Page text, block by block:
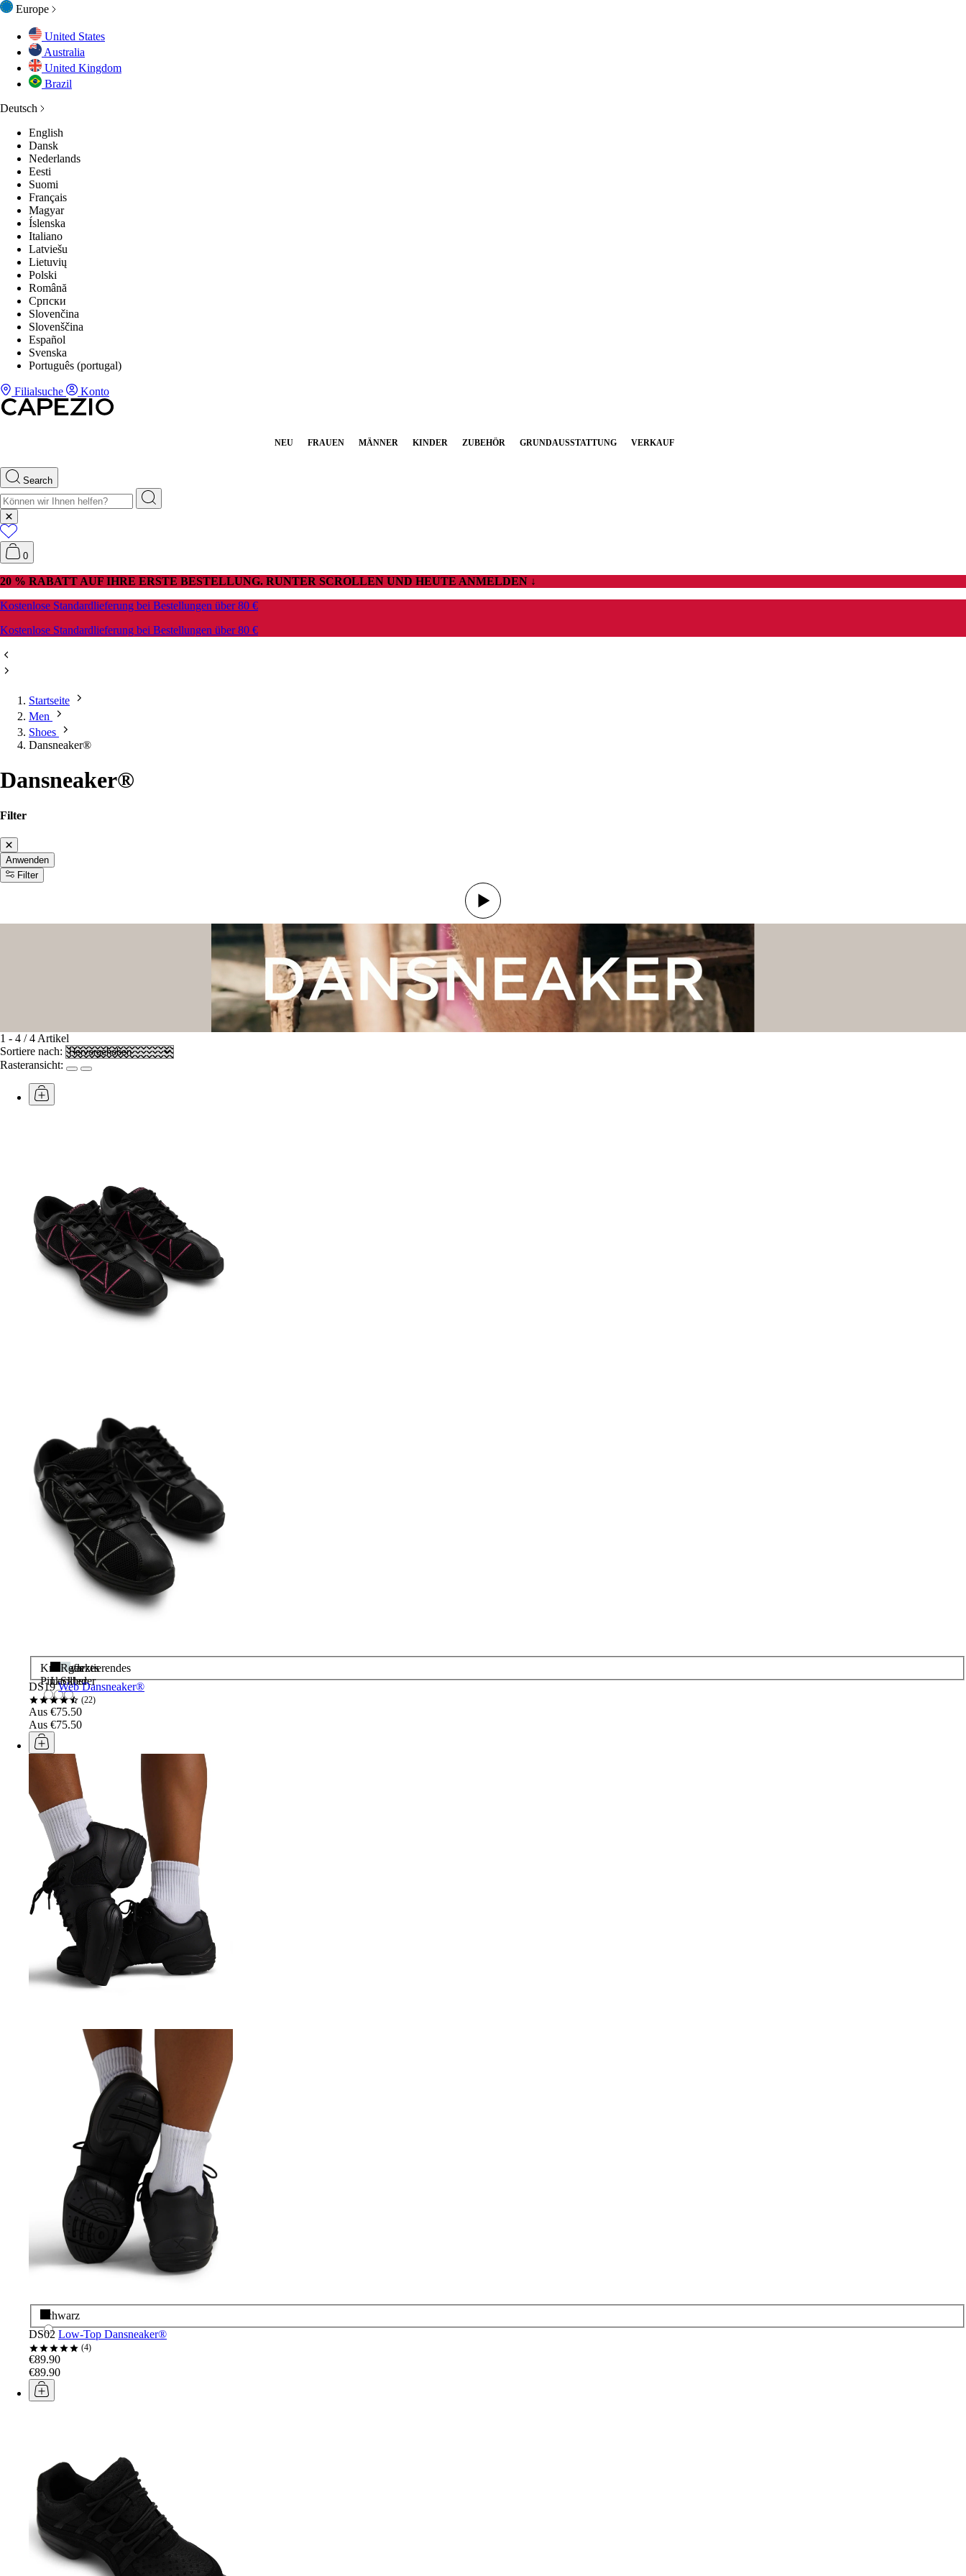
Europe
United States
Australia
United Kingdom
Brazil
Deutsch
English
Dansk
Nederlands
Eesti
Suomi
Français
Magyar
Íslenska
Italiano
Latviešu
Lietuvių
Polski
Română
Српски
Slovenčina
Slovenščina
Español
Svenska
Português (portugal)
Filialsuche Konto
NEU FRAUEN MÄNNER KINDER ZUBEHÖR GRUNDAUSSTATTUNG VERKAUF
Search
0
20 % RABATT AUF IHRE ERSTE BESTELLUNG. RUNTER SCROLLEN UND HEUTE ANMELDEN ↓
Kostenlose Standardlieferung bei Bestellungen über 80 €
Kostenlose Standardlieferung bei Bestellungen über 80 €
Startseite
Men
Shoes
Dansneaker®
Dansneaker®
Filter
Anwenden
Filter
1 - 4 / 4 Artikel
Sortiere nach:
Rasteransicht:
Knalliges
Pink
Schwarzes
Lackleder
Reflektierendes
Silber
DS19 Web Dansneaker®
22
Aus €75.50
Aus €75.50
Schwarz
DS02 Low-Top Dansneaker®
4
€89.90
€89.90